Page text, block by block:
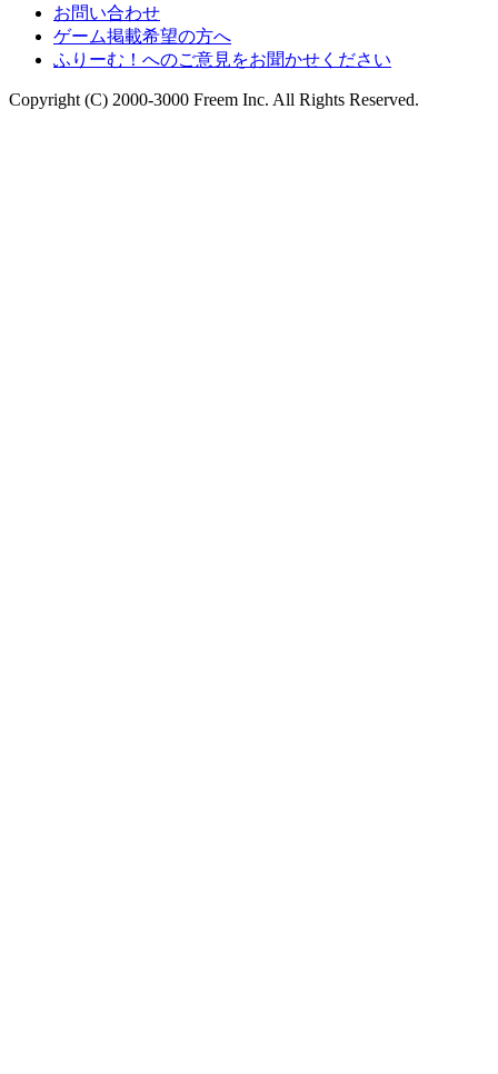
お問い合わせ
ゲーム掲載希望の方へ
ふりーむ！へのご意見をお聞かせください
Copyright (C) 2000-3000 Freem Inc. All Rights Reserved.